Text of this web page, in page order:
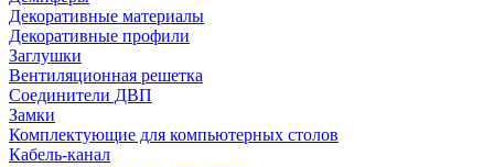
Декоративные материалы
Декоративные профили
Заглушки
Вентиляционная решетка
Соединители ДВП
Замки
Комплектующие для компьютерных столов
Кабель-канал